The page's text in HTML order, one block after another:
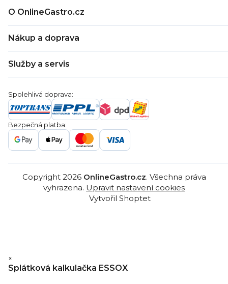
O OnlineGastro.cz
Kontakty
Věrnostní program
Blog
Nákup a doprava
Záruka
Ochrana osobních údajů
Reklamační řády
Služby a servis
Servis a reklamace
Poptávka
Gastro projekty
Značky
Gastro velkoobchod
Spolehlivá doprava:
Bezpečná platba:
Vytvořil Shoptet
Copyright 2026 OnlineGastro.cz. Všechna práva
vyhrazena. Upravit nastavení cookies
×
Splátková kalkulačka ESSOX